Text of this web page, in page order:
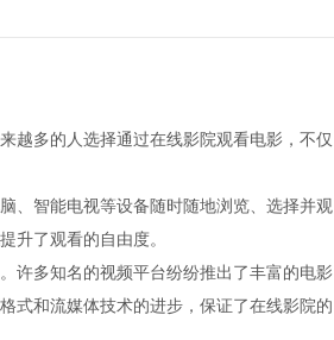
越多的人选择通过在线影院观看电影，不仅
、智能电视等设备随时随地浏览、选择并观
升了观看的自由度。
许多知名的视频平台纷纷推出了丰富的电影
式和流媒体技术的进步，保证了在线影院的